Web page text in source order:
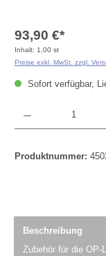
93,90 €*
Inhalt: 1,00 st
Preise exkl. MwSt. zzgl.
Sofort verfügbar,
Produktnummer:
Beschreibung
Zubehör für die OP-